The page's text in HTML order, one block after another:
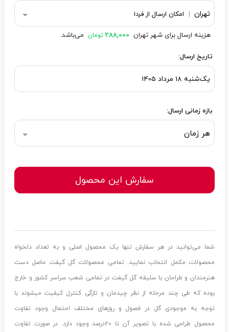
تهران امکان ارسال از فردا
هزینه ارسال برای شهر تهران 288,000 تومان می‌باشد.
تاریخ ارسال:
بازه زمانی ارسال:
هر زمان
سفارش این محصول
شما می‌توانید در هر سفارش تنها یک محصول اصلی و به تعداد دلخواه
محصولات مکمل انتخاب نمایید. تمامی محصولات گل گیفت حاصل دست
هنرمندان و طراحان با سلیقه گل گیفت در تمامی شعب سراسر کشور و خارج
بوده که طی چند مرحله از نظر چیدمان و تازگی کنترل کیفیت میشوند با
توجه به موجودی گل در فصول و روزهای مختلف احتمال وجود تفاوت
محصول طراحی شده با تصویر آن تا ۲۰درصد وجود دارد. در صورت تفاوت